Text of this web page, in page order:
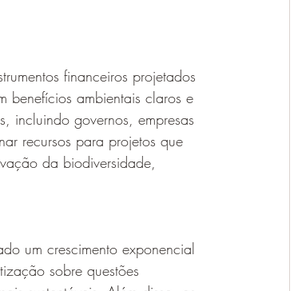
financeiros projetados
benefícios ambientais claros e
incluindo governos, empresas
recursos para projetos que
da biodiversidade,
um crescimento exponencial
sobre questões